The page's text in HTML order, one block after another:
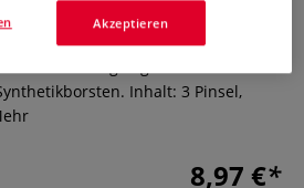
Inhalt: 3 Pinsel,
8,97 €
Akzeptieren